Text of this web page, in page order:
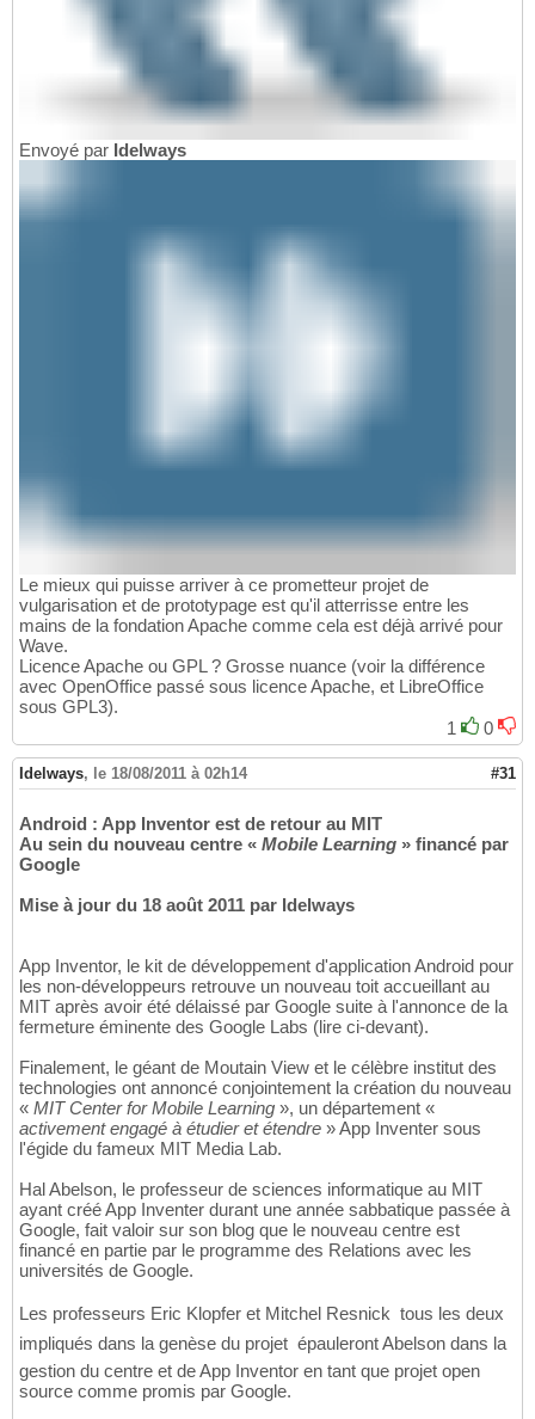
Envoyé par Idelways
Le mieux qui puisse arriver à ce prometteur projet de
vulgarisation et de prototypage est qu'il atterrisse entre les
mains de la fondation Apache comme cela est déjà arrivé pour
Wave.
Licence Apache ou GPL ? Grosse nuance (voir la différence
avec OpenOffice passé sous licence Apache, et LibreOffice
sous GPL3).
1
0
Idelways, le 18/08/2011 à 02h14 #31
Android : App Inventor est de retour au MIT
Au sein du nouveau centre « Mobile Learning » financé par
Google
Mise à jour du 18 août 2011 par Idelways
App Inventor, le kit de développement d'application Android pour
les non-développeurs retrouve un nouveau toit accueillant au
MIT après avoir été délaissé par Google suite à l'annonce de la
fermeture éminente des Google Labs (lire ci-devant).
Finalement, le géant de Moutain View et le célèbre institut des
technologies ont annoncé conjointement la création du nouveau
« MIT Center for Mobile Learning », un département «
activement engagé à étudier et étendre » App Inventer sous
l'égide du fameux MIT Media Lab.
Hal Abelson, le professeur de sciences informatique au MIT
ayant créé App Inventer durant une année sabbatique passée à
Google, fait valoir sur son blog que le nouveau centre est
financé en partie par le programme des Relations avec les
universités de Google.
Les professeurs Eric Klopfer et Mitchel Resnick  tous les deux
impliqués dans la genèse du projet  épauleront Abelson dans la
gestion du centre et de App Inventor en tant que projet open
source comme promis par Google.